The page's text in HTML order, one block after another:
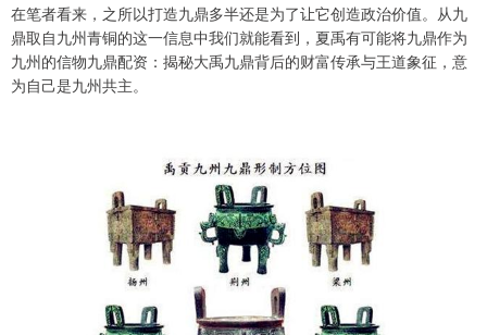
在笔者看来，之所以打造九鼎多半还是为了让它创造政治价值。从九
鼎取自九州青铜的这一信息中我们就能看到，夏禹有可能将九鼎作为
九州的信物九鼎配资：揭秘大禹九鼎背后的财富传承与王道象征，意
为自己是九州共主。